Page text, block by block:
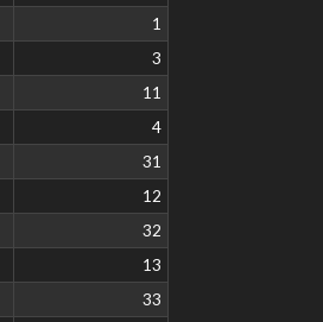
1
3
11
4
31
12
32
13
33